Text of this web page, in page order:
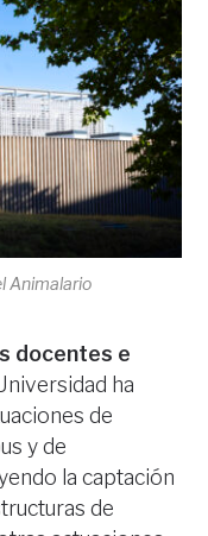
Animalario
docentes e
ha
de
y de
la captación
de